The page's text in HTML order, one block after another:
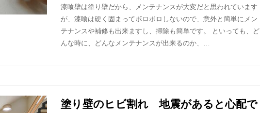
漆喰壁は塗り壁だから、メンテナンスが大変だと思われています
が、漆喰は硬く固まってボロボロしないので、意外と簡単にメン
テナンスや補修も出来ますし、掃除も簡単です。 といっても、ど
んな時に、どんなメンテナンスが出来るのか、…
塗り壁のヒビ割れ 地震があると心配で